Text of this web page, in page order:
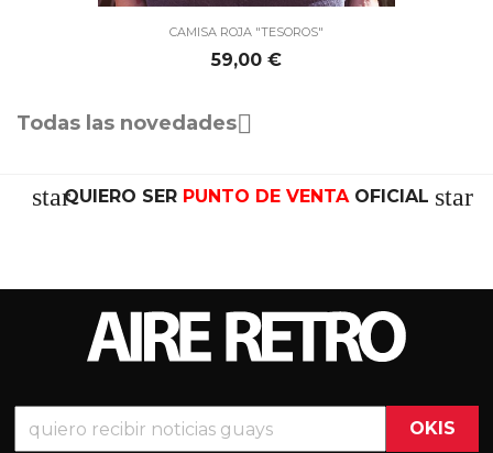
CAMISA ROJA "TESOROS"
Precio
59,00 €
Todas las novedades
starQUIERO SER PUNTO DE VENTA OFICIAL star